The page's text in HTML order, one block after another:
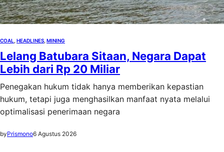
COAL HEADLINES MINING
Lelang Batubara Sitaan, Negara Dapat
Lebih dari Rp 20 Miliar
Penegakan hukum tidak hanya memberikan kepastian
hukum, tetapi juga menghasilkan manfaat nyata melalui
optimalisasi penerimaan negara
byPrismono6 Agustus 2026